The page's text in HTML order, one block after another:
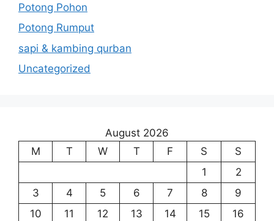
Potong Pohon
Potong Rumput
sapi & kambing qurban
Uncategorized
August 2026
M
T W T F S
S
1
2
3
4 5 6 7 8
9
10
11 12 13 14 15 16